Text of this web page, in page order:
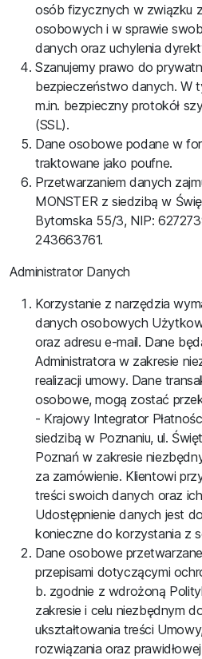
osób fizycznych w związku
osobowych i w sprawie
danych oraz uchylenia
Szanujemy prawo do
bezpieczeństwo danych. W
m.in. bezpieczny protokół
(SSL).
Dane osobowe podane w
traktowane jako poufne.
Przetwarzaniem danych
MONSTER z siedzibą w
Bytomska 55/3, NIP:
243663761.
Administrator Danych
Korzystanie z narzędzia
danych osobowych
oraz adresu e-mail. Dane
Administratora w zakresie
realizacji umowy. Dane
osobowe, mogą zostać
- Krajowy Integrator
siedzibą w Poznaniu, ul.
Poznań w zakresie
za zamówienie. Klientowi
treści swoich danych oraz
Udostępnienie danych jest
konieczne do korzystania z
Dane osobowe
przepisami dotyczącymi
b. zgodnie z wdrożoną
zakresie i celu niezbędnym
ukształtowania treści
rozwiązania oraz prawidłowej